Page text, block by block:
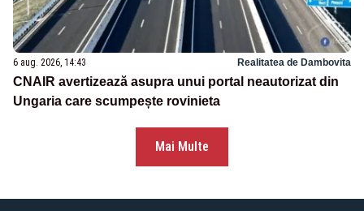
6 aug. 2026, 14:43 Realitatea de Dambovita
CNAIR avertizează asupra unui portal neautorizat din
Ungaria care scumpește rovinieta
Mai Multe